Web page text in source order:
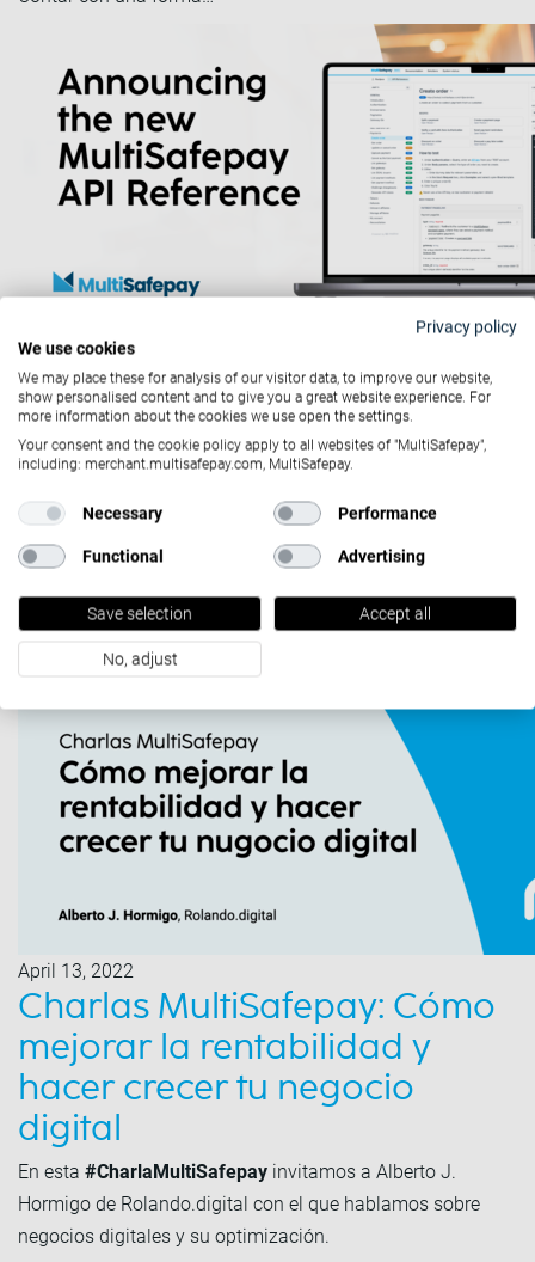
Soluciones
April 19, 2022
Anuncio de la nueva API
Reference de MultiSafepay
El éxito en la aceptación de pagos comienza con la
lanzar al mercado la…
April 13, 2022
Charlas MultiSafepay: Cómo
mejorar la rentabilidad y
hacer crecer tu negocio
digital
En esta #CharlaMultiSafepay invitamos a Alberto J.
Hormigo de Rolando.digital con el que hablamos sobre
negocios digitales y su optimización.
Privacy policy
We use cookies
We may place these for analysis of our visitor data, to improve our website,
show personalised content and to give you a great website experience. For
more information about the cookies we use open the settings.
Your consent and the cookie policy apply to all websites of "MultiSafepay",
including: merchant.multisafepay.com, MultiSafepay.
Necessary Performance
Functional Advertising
Save selection Accept all
No, adjust